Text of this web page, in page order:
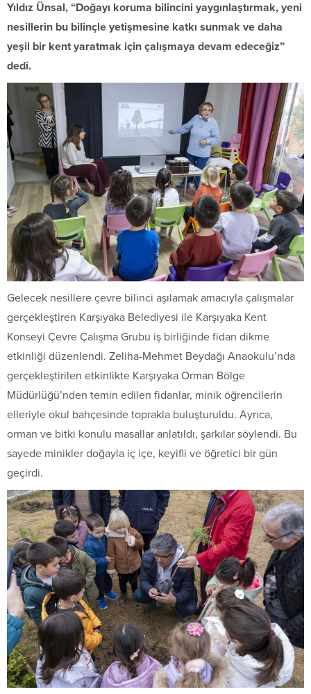
Yıldız Ünsal, “Doğayı koruma bilincini yaygınlaştırmak, yeni
nesillerin bu bilinçle yetişmesine katkı sunmak ve daha
yeşil bir kent yaratmak için çalışmaya devam edeceğiz”
dedi.
Gelecek nesillere çevre bilinci aşılamak amacıyla çalışmalar
gerçekleştiren Karşıyaka Belediyesi ile Karşıyaka Kent
Konseyi Çevre Çalışma Grubu iş birliğinde fidan dikme
etkinliği düzenlendi. Zeliha-Mehmet Beydağı Anaokulu’nda
gerçekleştirilen etkinlikte Karşıyaka Orman Bölge
Müdürlüğü’nden temin edilen fidanlar, minik öğrencilerin
elleriyle okul bahçesinde toprakla buluşturuldu. Ayrıca,
orman ve bitki konulu masallar anlatıldı, şarkılar söylendi. Bu
sayede minikler doğayla iç içe, keyifli ve öğretici bir gün
geçirdi.